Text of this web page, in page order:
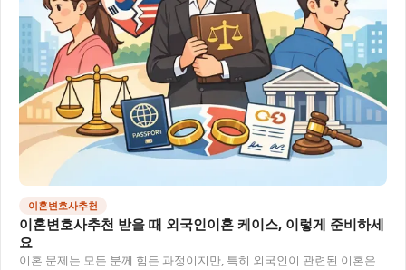
이혼변호사추천
이혼변호사추천 받을 때 외국인이혼 케이스, 이렇게 준비하세
요
이혼 문제는 모든 분께 힘든 과정이지만, 특히 외국인이 관련된 이혼은